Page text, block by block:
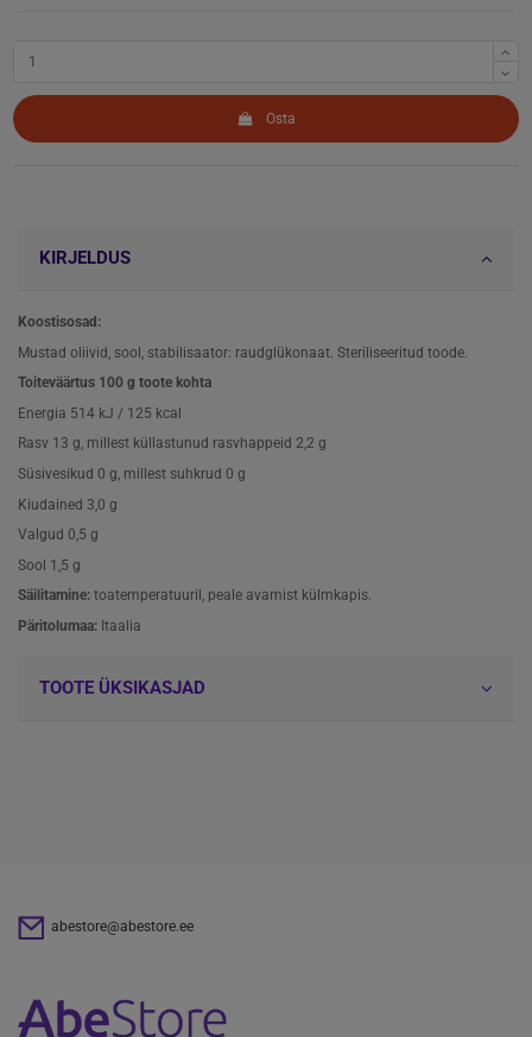
Osta
KIRJELDUS
Koostisosad:
Mustad oliivid, sool, stabilisaator: raudglükonaat. Steriliseeritud toode.
Toiteväärtus 100 g toote kohta
Energia 514 kJ / 125 kcal
Rasv 13 g, millest küllastunud rasvhappeid 2,2 g
Süsivesikud 0 g, millest suhkrud 0 g
Kiudained 3,0 g
Valgud 0,5 g
Sool 1,5 g
Säilitamine: toatemperatuuril, peale avamist külmkapis.
Päritolumaa: Itaalia
TOOTE ÜKSIKASJAD
abestore@abestore.ee